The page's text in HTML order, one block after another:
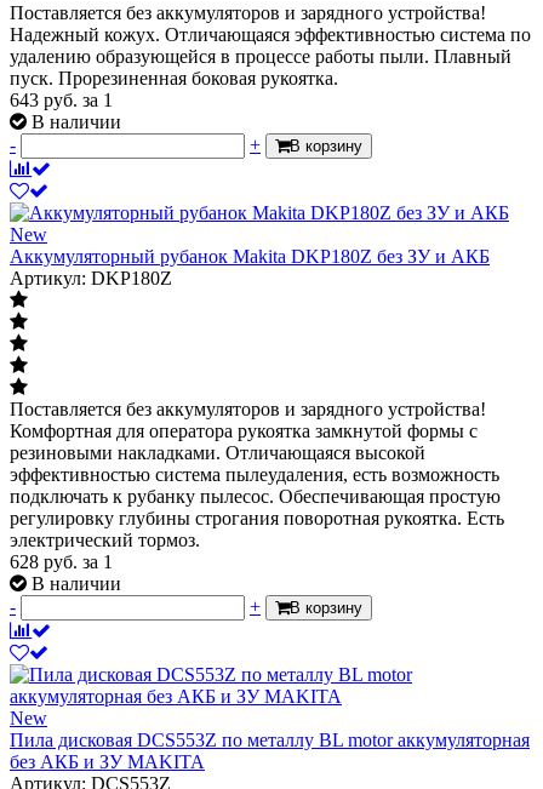
Поставляется без аккумуляторов и зарядного устройства!
Надежный кожух. Отличающаяся эффективностью система по
удалению образующейся в процессе работы пыли. Плавный
пуск. Прорезиненная боковая рукоятка.
643 руб. за 1
В наличии
-
+ В корзину
New
Аккумуляторный рубанок Makita DKP180Z без ЗУ и АКБ
Артикул: DKP180Z
Поставляется без аккумуляторов и зарядного устройства!
Комфортная для оператора рукоятка замкнутой формы с
резиновыми накладками. Отличающаяся высокой
эффективностью система пылеудаления, есть возможность
подключать к рубанку пылесос. Обеспечивающая простую
регулировку глубины строгания поворотная рукоятка. Есть
электрический тормоз.
628 руб. за 1
В наличии
-
+ В корзину
New
Пила дисковая DCS553Z по металлу BL motor аккумуляторная
без АКБ и ЗУ MAKITA
Артикул: DCS553Z